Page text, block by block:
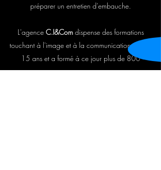
préparer un entretien d'embauche.
L'agence C.I&Comdispense des formations
touchant à l'image et à la communication depuis
15 ans et a formé à ce jour plus de 800
personnes.